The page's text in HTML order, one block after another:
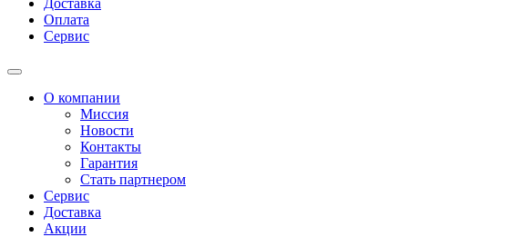
Доставка
Оплата
Сервис
О компании
Миссия
Новости
Контакты
Гарантия
Стать партнером
Сервис
Доставка
Акции